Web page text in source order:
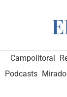
Campolitoral
Podcasts